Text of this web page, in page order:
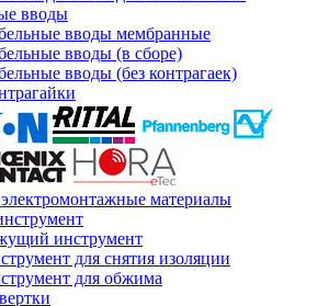
вводы
вводы мембранные
вводы (в сборе)
вводы (без контрагаек)
материалы
инструмент
для снятия изоляции
для обжима